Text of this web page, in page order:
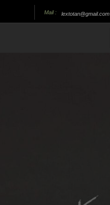
Mail : lextotan@gmail.com